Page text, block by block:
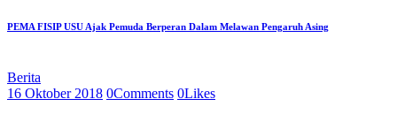
PEMA FISIP USU Ajak Pemuda Berperan Dalam Melawan Pengaruh Asing
Berita
16 Oktober 2018 0Comments 0Likes